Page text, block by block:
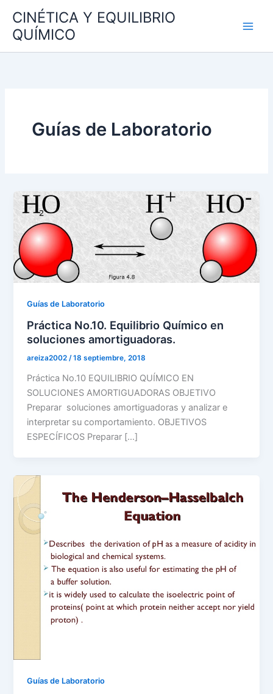
contenido
CINÉTICA Y EQUILIBRIO
QUÍMICO
Guías de Laboratorio
Guías de Laboratorio
Práctica No.10. Equilibrio Químico en
soluciones amortiguadoras.
areiza2002 /18 septiembre, 2018
Práctica No.10 EQUILIBRIO QUÍMICO EN
SOLUCIONES AMORTIGUADORAS OBJETIVO
Preparar soluciones amortiguadoras y analizar e
interpretar su comportamiento. OBJETIVOS
ESPECÍFICOS Preparar […]
Guías de Laboratorio